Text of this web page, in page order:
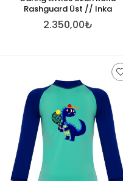
Rashguard Üst // Inka
2.350,00₺